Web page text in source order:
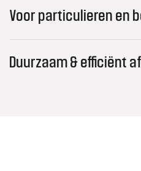
Voor particulieren en
Duurzaam & efficiënt